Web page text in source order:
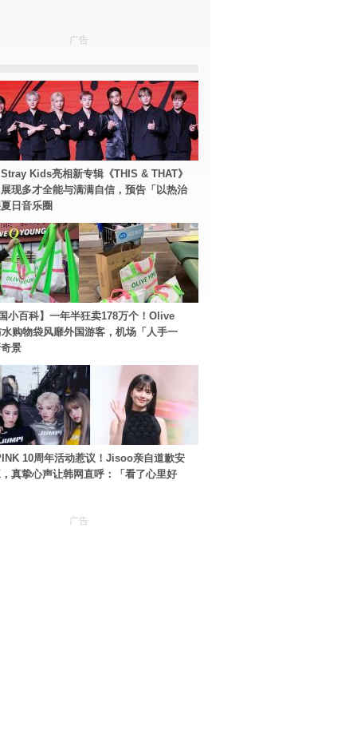
广告
Kids亮相新专辑《THIS & THAT》
现多才全能与满满自信，预告「以热治
日音乐圈
小百科】一年半狂卖178万个！Olive
购物袋风靡外国游客，机场「人手一
景
10周年活动惹议！Jisoo亲自道歉安
真挚心声让韩网直呼：「看了心里好
广告